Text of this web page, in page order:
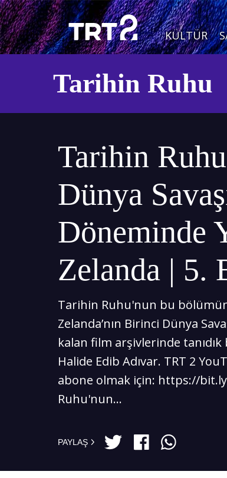
KÜLTÜR
Tarihin Ruhu
Tarihin
Dünya
Döneminde
Zelanda | 5.
Tarihin Ruhu'nun bu
Zelanda’nın Birinci Dünya
kalan film arşivlerinde tanıdık
Halide Edib Adıvar. TRT 2
abone olmak için: https://
Ruhu'nun...
PAYLAŞ